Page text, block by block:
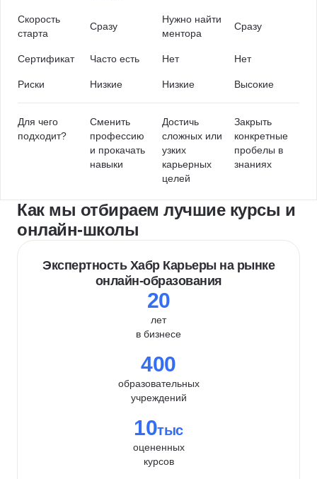
Скорость
старта
Сразу
Нужно найти
ментора
Сразу
Сертификат Часто есть Нет Нет
Риски Низкие Низкие Высокие
Для чего
подходит?
Сменить
профессию
и прокачать
навыки
Достичь
сложных или
узких
карьерных
целей
Закрыть
конкретные
пробелы в
знаниях
Как мы отбираем лучшие курсы и
онлайн-школы
Экспертность Хабр Карьеры на рынке
онлайн-образования
20
лет
в бизнесе
400
образовательных
учреждений
10тыс
оцененных
курсов